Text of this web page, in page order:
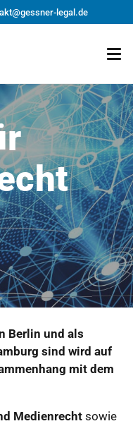
legal.de
Berlin und als
sind wird auf
mit dem
Medienrechtsowie